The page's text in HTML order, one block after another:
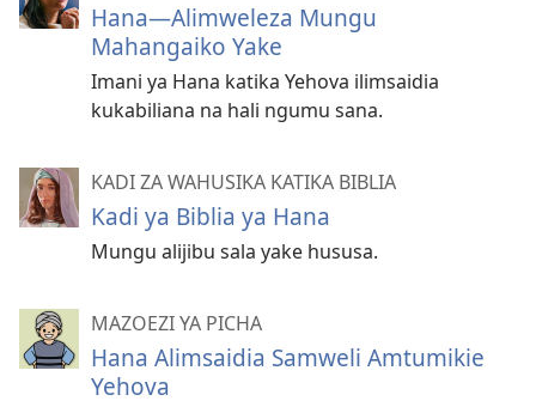
Hana—Alimweleza Mungu
Mahangaiko Yake
Imani ya Hana katika Yehova ilimsaidia
kukabiliana na hali ngumu sana.
KADI ZA WAHUSIKA KATIKA BIBLIA
Kadi ya Biblia ya Hana
Mungu alijibu sala yake hususa.
MAZOEZI YA PICHA
Hana Alimsaidia Samweli Amtumikie
Yehova